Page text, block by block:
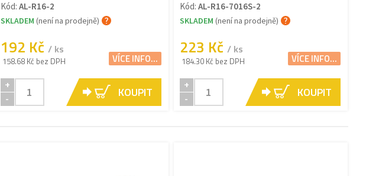
Kód: AL-R16-2
SKLADEM (není na prodejně)
192 Kč / ks
158.68 Kč bez DPH VÍCE INFO...
+
-
KOUPIT
Kód: AL-R16-7016S-2
SKLADEM (není na prodejně)
223 Kč / ks
184.30 Kč bez DPH VÍCE INFO...
+
-
KOUPIT